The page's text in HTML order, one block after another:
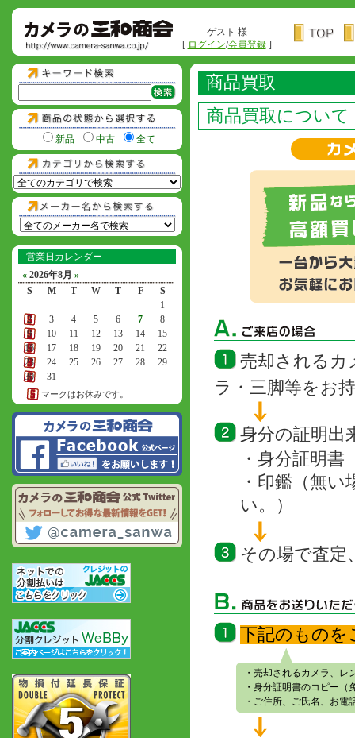
ゲスト 様
[ ログイン/会員登録]
新品 中古 全て
営業日カレンダー
« 2026年8月 »
S
M T W T F
S
1
2
3 4 5 6 7
8
9
10 11 12 13 14
15
16
17 18 19 20 21
22
23
24 25 26 27 28
29
30
31
マークはお休みです。
商品買取
商品買取について
売却されるカ
ラ・三脚等をお
身分の証明出
・身分証明
・印鑑（無
い。）
その場で査定
下記のものを
・売却されるカメラ、
・身分証明書のコピー
・ご住所、ご氏名、お